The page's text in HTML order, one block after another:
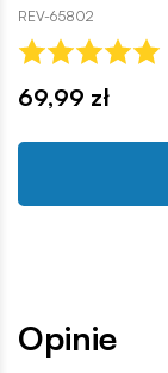
REV-65802
69,99 zł
Opinie